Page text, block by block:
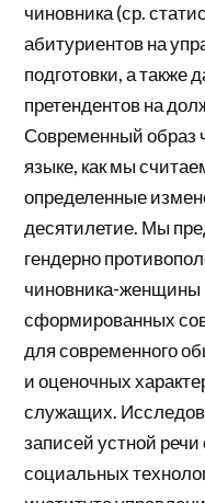
чиновника (ср.
абитуриентов на
подготовки, а также
претендентов на
Современный образ
языке, как мы
определенные
десятилетие. Мы
гендерно
чиновника-
сформированных
для современного
и оценочных
служащих.
записей устной
социальных